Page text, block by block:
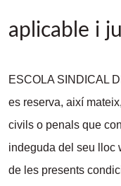
aplicable i
ESCOLA SINDICAL
es reserva, així
civils o penals que
indeguda del seu lloc
de les presents